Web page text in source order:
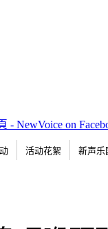
活动花絮 新声乐